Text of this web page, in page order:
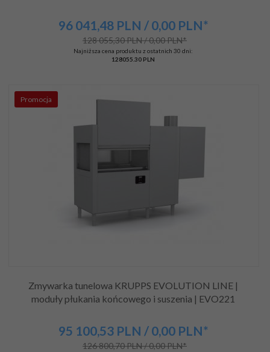
96 041,48PLN / 0,00 PLN*
128 055,30 PLN / 0,00 PLN*
Najniższa cena produktu z ostatnich 30 dni:
128055.30 PLN
Promocja
Zmywarka tunelowa KRUPPS EVOLUTION LINE |
moduły płukania końcowego i suszenia | EVO221
95 100,53PLN / 0,00 PLN*
126 800,70 PLN / 0,00 PLN*